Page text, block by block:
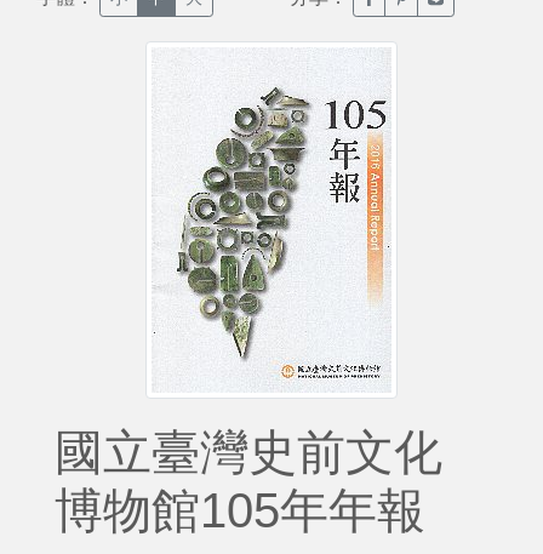
國立臺灣史前文化
博物館105年年報